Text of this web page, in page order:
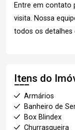
Entre em contato
visita. Nossa
todos os detalhes
Itens do
Armários
Banheiro de
Box Blindex
Churrasqueira